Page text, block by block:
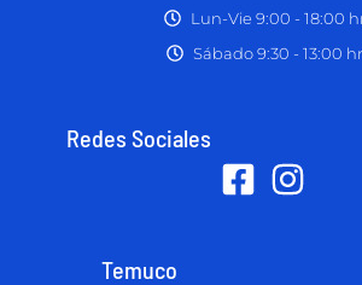
Lun-Vie 9:00 - 18:00
Sábado 9:30 - 13:00
Redes Sociales
Temuco